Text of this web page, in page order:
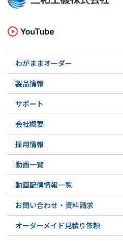
わがままオーダー
実例ご紹介
その他の導入事例
軸受け付きシールユニット
実例ご紹介
製品情報
特殊用途用メカニカルシール
メカニカルシールの不思議
サポート
実例ご紹介
会社概要
会社沿革
関連会社
採用情報
先輩の声
募集要項&FAQ
動画一覧
初級講座
専門用語の解説
動画配信情報一覧
お問い合わせ・資料請求
お問い合わせ例一覧
オーダーメイド見積り依頼